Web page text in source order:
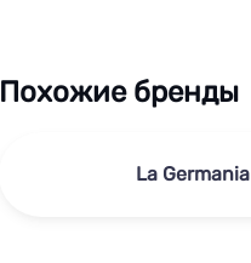
Похожие бренды
La Germania